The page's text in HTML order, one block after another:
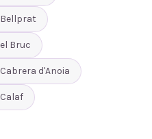
Bellprat
el Bruc
Cabrera d'Anoia
Calaf